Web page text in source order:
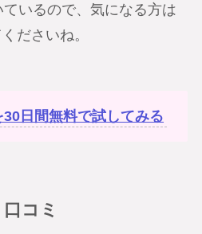
いるので、気になる方は
ださいね。
日間無料で試してみる
コミ